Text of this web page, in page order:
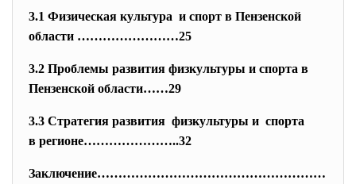
3.1 Физическая культура и спорт в Пензенской
области ……………………25
3.2 Проблемы развития физкультуры и спорта в
Пензенской области……29
3.3 Стратегия развития физкультуры и спорта
в регионе…………………..32
Заключение………………………………………………